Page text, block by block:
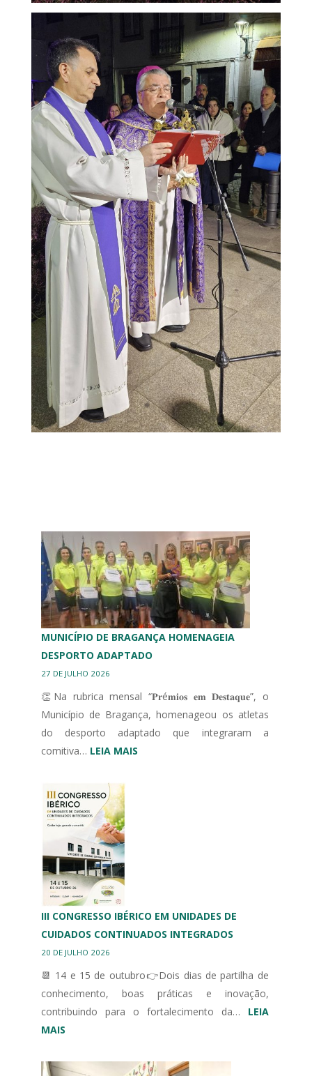
MUNICÍPIO DE BRAGANÇA HOMENAGEIA
DESPORTO ADAPTADO
27 DE JULHO 2026
👏Na rubrica mensal “𝐏𝐫é𝐦𝐢𝐨𝐬 𝐞𝐦 𝐃𝐞𝐬𝐭𝐚𝐪𝐮𝐞”, o
Município de Bragança, homenageou os atletas
do desporto adaptado que integraram a
comitiva… LEIA MAIS:
III CONGRESSO IBÉRICO EM UNIDADES DE
CUIDADOS CONTINUADOS INTEGRADOS
20 DE JULHO 2026
📆 14 e 15 de outubro👉Dois dias de partilha de
conhecimento, boas práticas e inovação,
contribuindo para o fortalecimento da… LEIA
MAIS:
CONGRESSO